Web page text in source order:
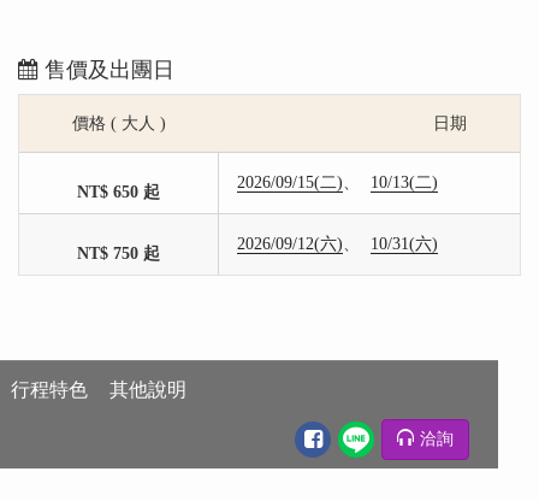
售價及出團日
價格 ( 大人 ) 日期
NT$ 650 起 2026/09/15(二) 10/13(二)
NT$ 750 起 2026/09/12(六) 10/31(六)
行程特色 其他說明
洽詢